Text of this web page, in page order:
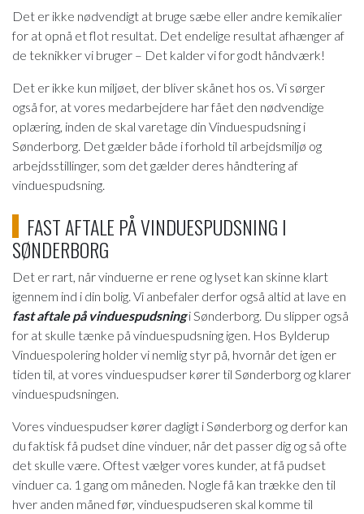
Det er ikke nødvendigt at bruge sæbe eller andre kemikalier
for at opnå et flot resultat. Det endelige resultat afhænger af
de teknikker vi bruger – Det kalder vi for godt håndværk!
Det er ikke kun miljøet, der bliver skånet hos os. Vi sørger
også for, at vores medarbejdere har fået den nødvendige
oplæring, inden de skal varetage din Vinduespudsning i
Sønderborg. Det gælder både i forhold til arbejdsmiljø og
arbejdsstillinger, som det gælder deres håndtering af
vinduespudsning.
FAST AFTALE PÅ VINDUESPUDSNING I
SØNDERBORG
Det er rart, når vinduerne er rene og lyset kan skinne klart
igennem ind i din bolig. Vi anbefaler derfor også altid at lave en
fast aftale på vinduespudsningi Sønderborg. Du slipper også
for at skulle tænke på vinduespudsning igen. Hos Bylderup
Vinduespolering holder vi nemlig styr på, hvornår det igen er
tiden til, at vores vinduespudser kører til Sønderborg og klarer
vinduespudsningen.
Vores vinduespudser kører dagligt i Sønderborg og derfor kan
du faktisk få pudset dine vinduer, når det passer dig og så ofte
det skulle være. Oftest vælger vores kunder, at få pudset
vinduer ca. 1 gang om måneden. Nogle få kan trække den til
hver anden måned før, vinduespudseren skal komme til